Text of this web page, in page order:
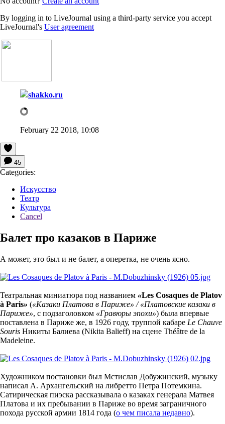
By logging in to LiveJournal using a third-party service you accept
LiveJournal's User agreement
shakko.ru
February 22 2018, 10:08
45
Categories:
Искусство
Театр
Культура
Cancel
Балет про казаков в Париже
А может, это был и не балет, а оперетка, не очень ясно.
Театральная миниатюра под названием «Les Cosaques de Platov
à Paris» («Казаки Платова в Париже» /«Платовские казаки в
Париже», с подзаголовком «Гравюры эпохи») была впервые
поставлена в Париже же, в 1926 году, труппой кабаре Le Chauve
Souris Никиты Балиева (Nikita Balieff) на сцене Théâtre de la
Madeleine.
Художником постановки был Мстислав Добужинский, музыку
написал А. Архангельский на либретто Петра Потемкина.
Сатирическая пиэска рассказывала о казаках генерала Матвея
Платова и их пребывании в Париже во время заграничного
похода русской армии 1814 года (о чем писала недавно).